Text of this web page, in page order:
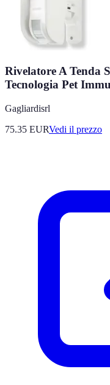
Rivelatore A Tenda
Tecnologia Pet
Gagliardisrl
75.35 EURVedi il prezzo